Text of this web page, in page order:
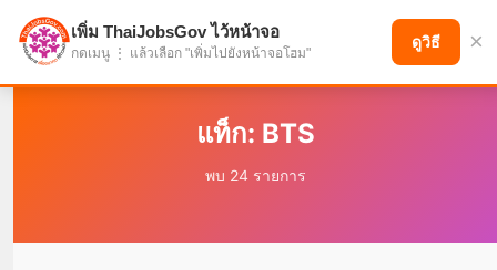
แบ่งปันโอกาส เพื่ออนาคตที่ก้าวหน้า
แท็ก: BTS
พบ 24 รายการ
เพิ่ม ThaiJobsGov ไว้หน้าจอ
กดเมนู ⋮ แล้วเลือก "เพิ่มไปยังหน้าจอโฮม"
ดูวิธี ×